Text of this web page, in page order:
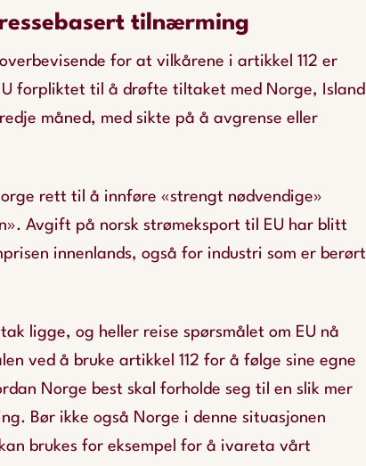
tilnærming
for at vilkårene i artikkel 112 er
forpliktet til å drøfte tiltaket med Norge, Island
måned, med sikte på å avgrense eller
rett til å innføre «strengt nødvendige»
Avgift på norsk strømeksport til EU har blitt
innenlands, også for industri som er berørt
ligge, og heller reise spørsmålet om EU nå
ved å bruke artikkel 112 for å følge sine egne
Norge best skal forholde seg til en slik mer
Bør ikke også Norge i denne situasjonen
brukes for eksempel for å ivareta vårt